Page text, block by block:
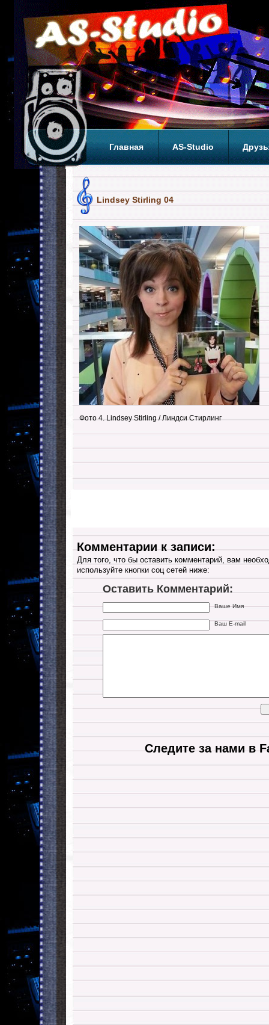
Главная AS-Studio
Lindsey Stirling 04
Фото 4. Lindsey Stirling / Линдси Стирлинг
Комментарии к записи:
Для того, что бы оставить комментарий, вам
используйте кнопки соц сетей ниже:
Оставить Комментарий:
Ваше Имя
Ваш E-mail
Следите за нами в